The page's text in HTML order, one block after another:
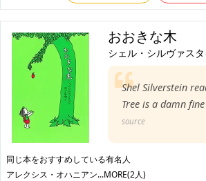
おおきな木
シェル・シルヴァス
Shel Silverstein
Tree is a damn
source
同じ本をおすすめしている有名人
アレクシス・オハニアン...MORE(2人)